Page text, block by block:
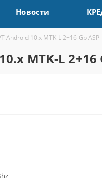
Новости
Android 10.x MTK-L 2+16 Gb ASP
MTK-L 2+16